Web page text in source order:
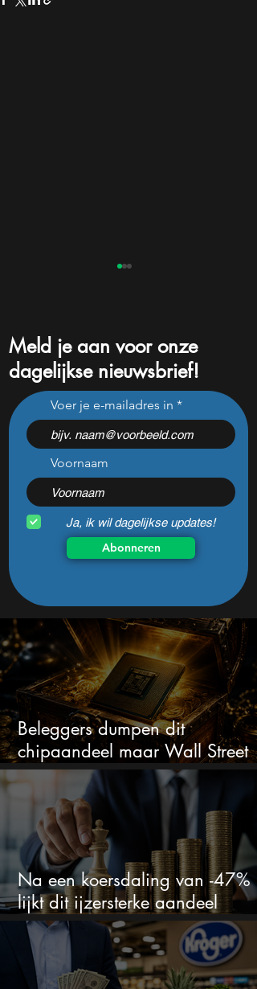
10.000 euro investeren?
Deze ETF haalde ruim 10%
per jaar
Meld je aan voor onze
dagelijkse nieuwsbrief!
Voer je e-mailadres in
Voornaam
Ja, ik wil dagelijkse updates!
Abonneren
Beleggers dumpen dit
chipaandeel maar Wall Street
ziet een zeldzame koopkans
Na een koersdaling van -47%
lijkt dit ijzersterke aandeel
aantrekkelijker dan ooit